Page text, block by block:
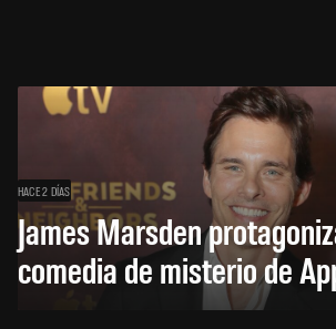
HACE 2 DÍAS
James Marsden
comedia de misterio de